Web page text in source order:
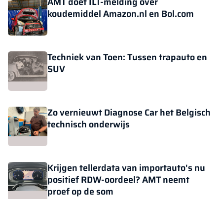
koudemiddel Amazon.nl en Bol.com
Techniek van Toen: Tussen trapauto en
SUV
Zo vernieuwt Diagnose Car het Belgisch
technisch onderwijs
Krijgen tellerdata van importauto's nu
positief RDW-oordeel? AMT neemt
proef op de som